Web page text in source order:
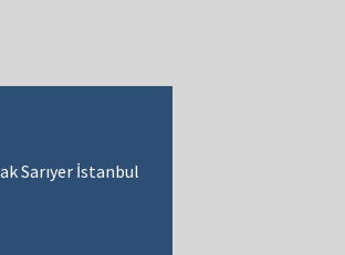
Sarıyer İstanbul